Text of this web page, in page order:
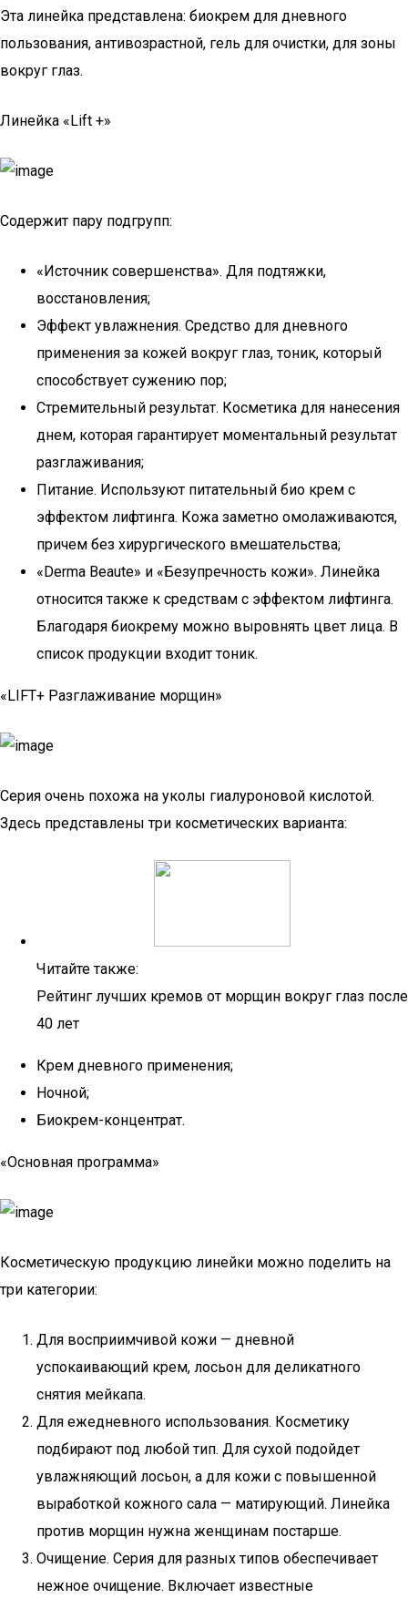
Эта линейка представлена: биокрем для дневного
пользования, антивозрастной, гель для очистки, для зоны
вокруг глаз.
Линейка «Lift +»
Содержит пару подгрупп:
«Источник совершенства». Для подтяжки,
восстановления;
Эффект увлажнения. Средство для дневного
применения за кожей вокруг глаз, тоник, который
способствует сужению пор;
Стремительный результат. Косметика для нанесения
днем, которая гарантирует моментальный результат
разглаживания;
Питание. Используют питательный био крем с
эффектом лифтинга. Кожа заметно омолаживаются,
причем без хирургического вмешательства;
«Derma Beaute» и «Безупречность кожи». Линейка
относится также к средствам с эффектом лифтинга.
Благодаря биокрему можно выровнять цвет лица. В
список продукции входит тоник.
«LIFT+ Разглаживание морщин»
Серия очень похожа на уколы гиалуроновой кислотой.
Здесь представлены три косметических варианта:
Читайте также:
Рейтинг лучших кремов от морщин вокруг глаз после
40 лет
Крем дневного применения;
Ночной;
Биокрем-концентрат.
«Основная программа»
Косметическую продукцию линейки можно поделить на
три категории:
Для восприимчивой кожи — дневной
успокаивающий крем, лосьон для деликатного
снятия мейкапа.
Для ежедневного использования. Косметику
подбирают под любой тип. Для сухой подойдет
увлажняющий лосьон, а для кожи с повышенной
выработкой кожного сала — матирующий. Линейка
против морщин нужна женщинам постарше.
Очищение. Серия для разных типов обеспечивает
нежное очищение. Включает известные